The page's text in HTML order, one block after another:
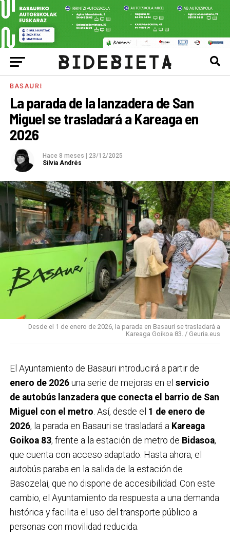
BASAURI
La parada de la lanzadera de San
Miguel se trasladará a Kareaga en
2026
Hace 8 meses
23/12/2025
Silvia Andrés
Desde el 1 de enero de 2026, la parada en Basauri se trasladará a
Kareaga Goikoa 83. / Geuria.eus
El Ayuntamiento de Basauri introducirá a partir de
enero de 2026una serie de mejoras en el servicio
de autobús lanzadera que conecta el barrio de San
Miguel con el metro. Así, desde el 1 de enero de
2026, la parada en Basauri se trasladará a Kareaga
Goikoa 83, frente a la estación de metro de Bidasoa,
que cuenta con acceso adaptado. Hasta ahora, el
autobús paraba en la salida de la estación de
Basozelai, que no dispone de accesibilidad. Con este
cambio, el Ayuntamiento da respuesta a una demanda
histórica y facilita el uso del transporte público a
personas con movilidad reducida.